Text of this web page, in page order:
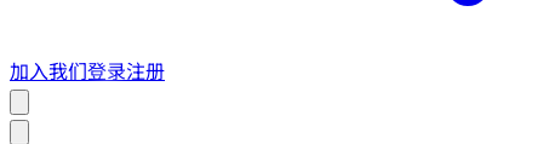
加入我们登录注册